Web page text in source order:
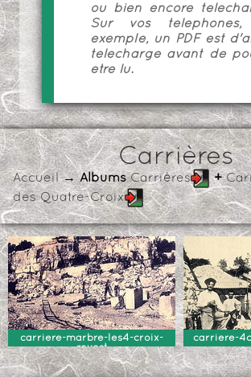
ou bien encore
Sur vos
exemple, un PDF est
téléchargé avant de
être lu.
Carrières
Accueil→ AlbumsCarrières +
des Quatre-Croix
carriere-marbre-les4-croix-
revest
carriere-